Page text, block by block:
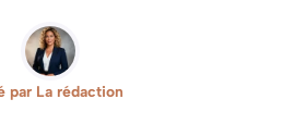
par La rédaction